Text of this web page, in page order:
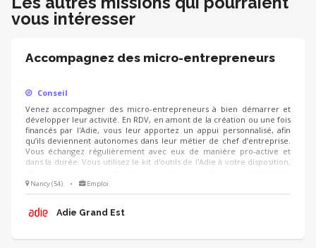
vous intéresser
Accompagnez des micro-entrepreneurs
Conseil
Venez accompagner des micro-entrepreneurs à bien démarrer et
développer leur activité. En RDV, en amont de la création ou une fois
financés par l'Adie, vous leur apportez un appui personnalisé, afin
qu’ils deviennent autonomes dans leur métier de chef d’entreprise.
Vous échangez régulièrement avec eux de manière pro-active et
dans la durée. Vous utilisez le kit d'outils de l'Adie à votre disposition,
(cial/humain/orga/gestion/finance...).
Nancy (54) • Emploi
Adie Grand Est